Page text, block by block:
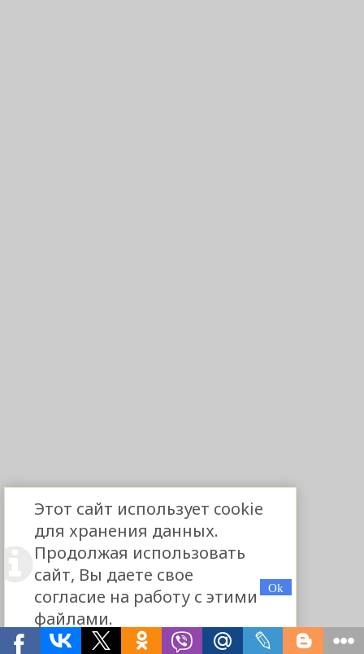
Этот сайт использует cookie
для хранения данных.
Продолжая использовать
сайт, Вы даете свое
согласие на работу с этими
файлами.